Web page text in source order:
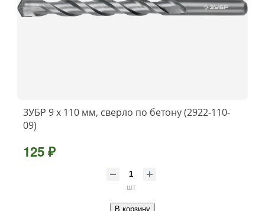
ЗУБР 9 x 110 мм, сверло по бетону (2922-110-
09)
125 ₽
шт
В корзину